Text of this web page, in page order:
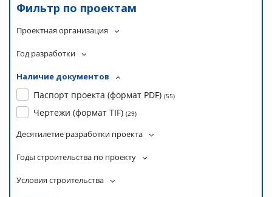
Фильтр по проектам
Проектная организация
Год разработки
Наличие документов
Паспорт проекта (формат PDF) (55)
Чертежи (формат TIF) (29)
Десятилетие разработки проекта
Годы строительства по проекту
Условия строительства